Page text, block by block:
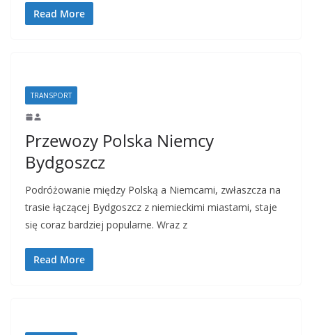
Read More
TRANSPORT
Przewozy Polska Niemcy
Bydgoszcz
Podróżowanie między Polską a Niemcami, zwłaszcza na
trasie łączącej Bydgoszcz z niemieckimi miastami, staje
się coraz bardziej popularne. Wraz z
Read More